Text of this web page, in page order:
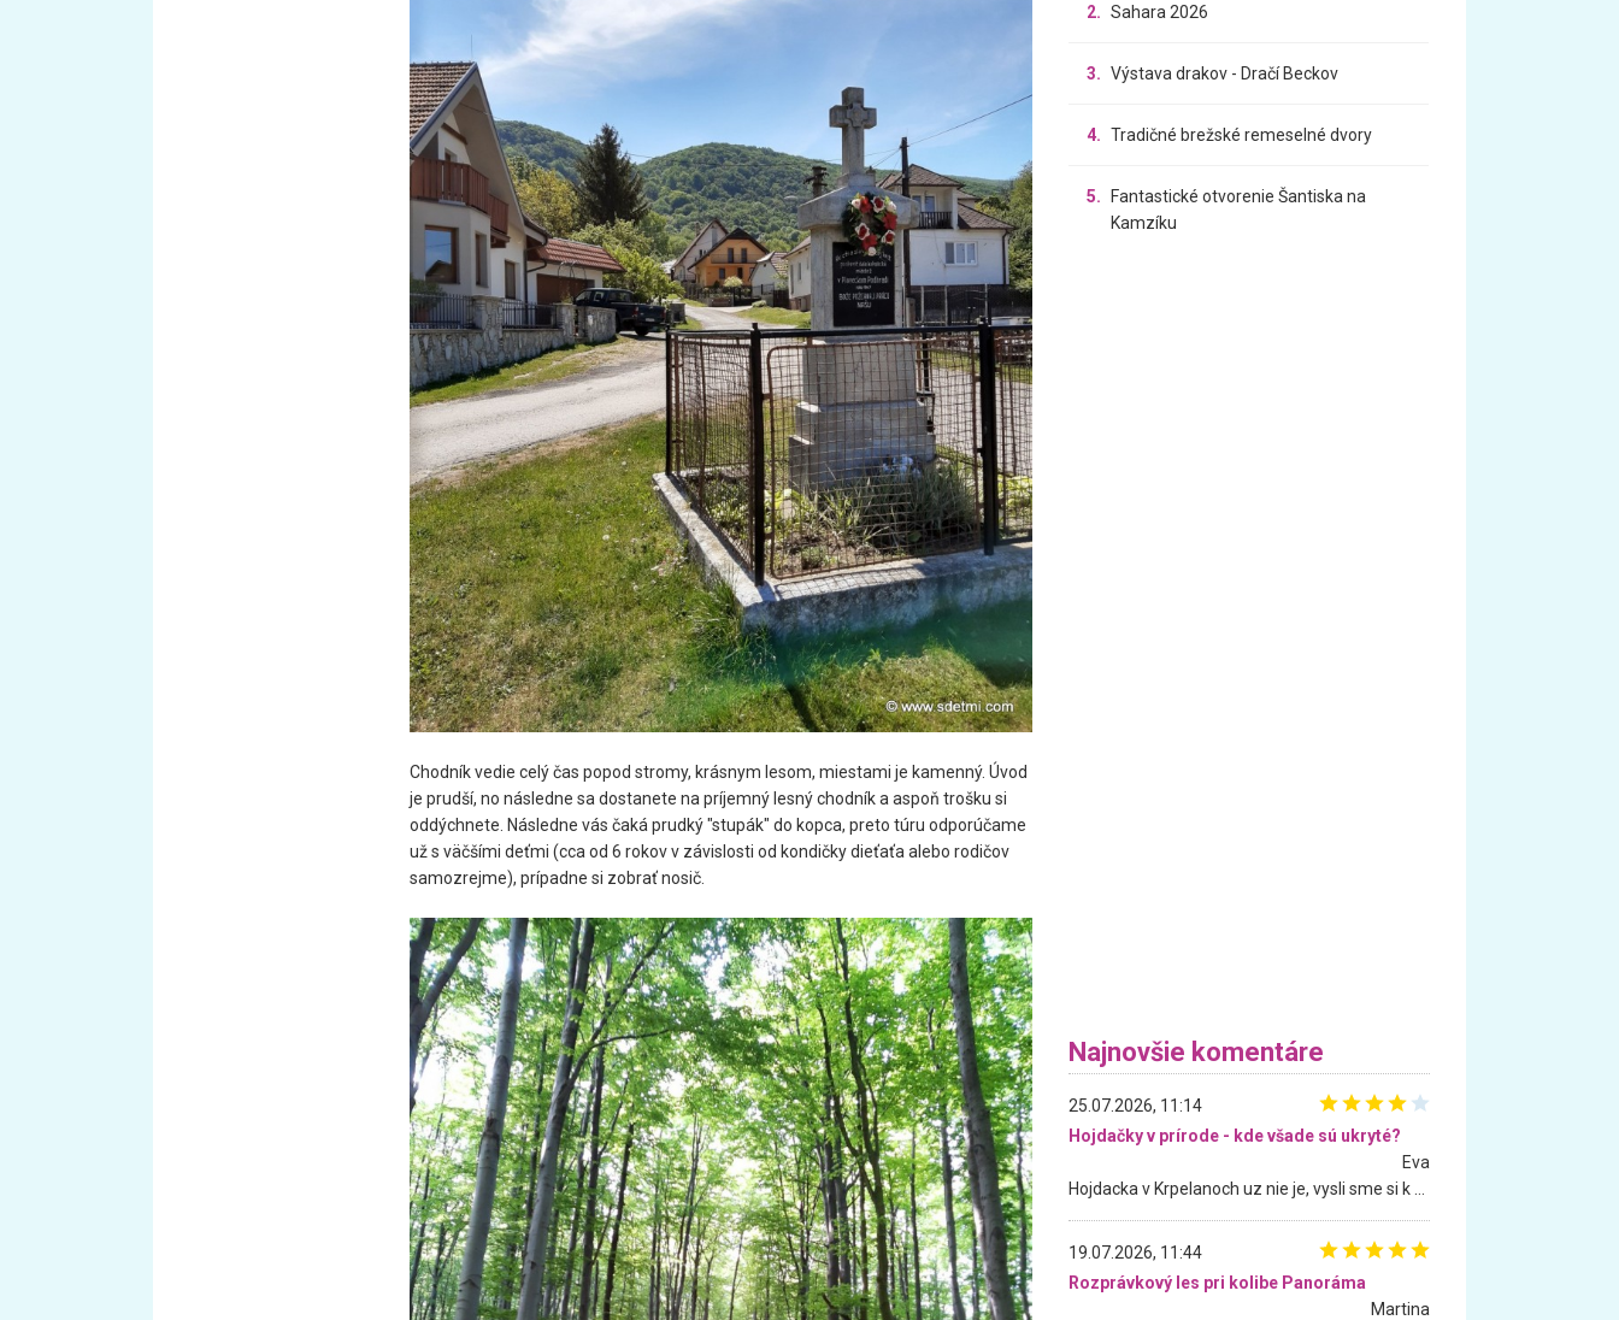
Chodník vedie celý čas popod stromy, krásnym lesom, miestami je kamenný. Úvod
je prudší, no následne sa dostanete na príjemný lesný chodník a aspoň trošku si
oddýchnete. Následne vás čaká prudký "stupák" do kopca, preto túru odporúčame
už s väčšími deťmi (cca od 6 rokov v závislosti od kondičky dieťaťa alebo rodičov
samozrejme), prípadne si zobrať nosič.
2. Sahara 2026
3. Výstava drakov - Dračí Beckov
4. Tradičné brežské remeselné dvory
5.
Fantastické otvorenie Šantiska na
Kamzíku
Najnovšie komentáre
25.07.2026, 11:14
Hojdačky v prírode - kde všade sú ukryté?
Eva
19.07.2026, 11:44
Rozprávkový les pri kolibe Panoráma
Martina